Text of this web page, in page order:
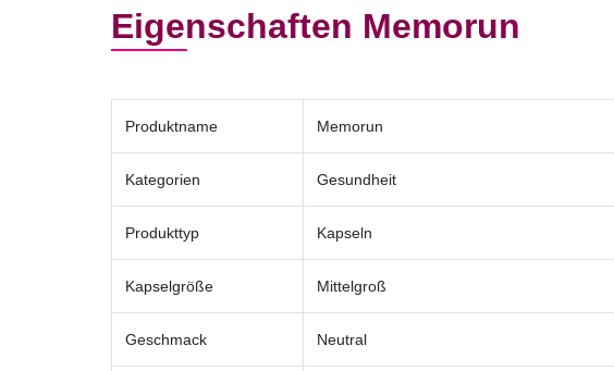
Eigenschaften Memorun
Produktname Memorun
Kategorien Gesundheit
Produkttyp Kapseln
Kapselgröße Mittelgroß
Geschmack Neutral